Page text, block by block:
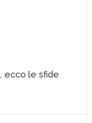
ecco le sfide